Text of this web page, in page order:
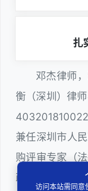
扎
邓杰律师
衡（深圳）律
兼任深圳市人
购评审专家（
政府部门公职
访问本站需同意